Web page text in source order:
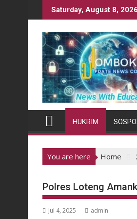
to
Saturday, August 8, 2026
HUKRIM
You are here Home
Polres Loteng
Jul 4, 2025 admin